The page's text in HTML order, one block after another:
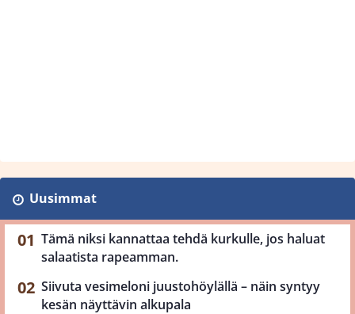
Uusimmat
Tämä niksi kannattaa tehdä kurkulle, jos haluat
salaatista rapeamman.
Siivuta vesimeloni juustohöylällä – näin syntyy
kesän näyttävin alkupala